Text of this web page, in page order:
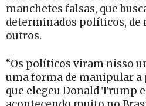
manchetes falsas, que
determinados políticos, de
outros.
“Os políticos viram nisso
uma forma de manipular a
que elegeu Donald Trump